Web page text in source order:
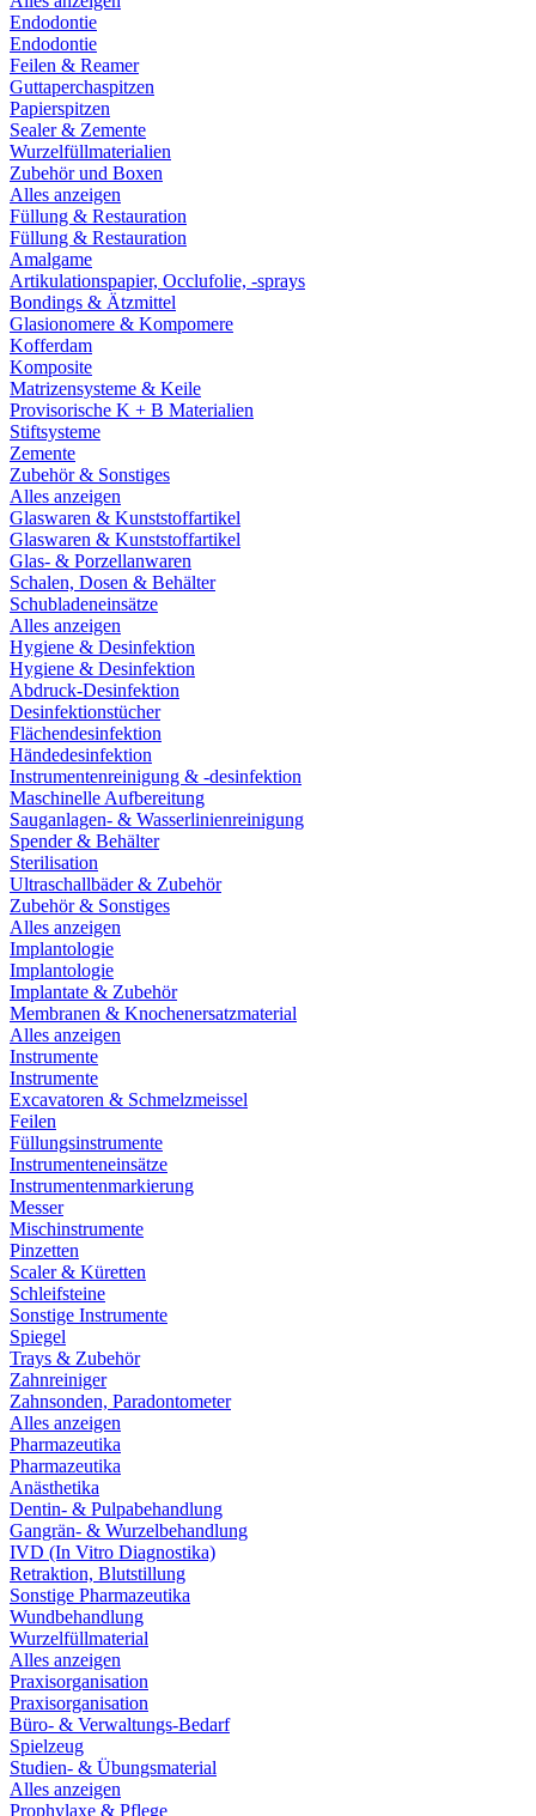
Endodontie
Endodontie
Feilen & Reamer
Guttaperchaspitzen
Papierspitzen
Sealer & Zemente
Wurzelfüllmaterialien
Zubehör und Boxen
Alles anzeigen
Füllung & Restauration
Füllung & Restauration
Amalgame
Artikulationspapier, Occlufolie, -sprays
Bondings & Ätzmittel
Glasionomere & Kompomere
Kofferdam
Komposite
Matrizensysteme & Keile
Provisorische K + B Materialien
Stiftsysteme
Zemente
Zubehör & Sonstiges
Alles anzeigen
Glaswaren & Kunststoffartikel
Glaswaren & Kunststoffartikel
Glas- & Porzellanwaren
Schalen, Dosen & Behälter
Schubladeneinsätze
Alles anzeigen
Hygiene & Desinfektion
Hygiene & Desinfektion
Abdruck-Desinfektion
Desinfektionstücher
Flächendesinfektion
Händedesinfektion
Instrumentenreinigung & -desinfektion
Maschinelle Aufbereitung
Sauganlagen- & Wasserlinienreinigung
Spender & Behälter
Sterilisation
Ultraschallbäder & Zubehör
Zubehör & Sonstiges
Alles anzeigen
Implantologie
Implantologie
Implantate & Zubehör
Membranen & Knochenersatzmaterial
Alles anzeigen
Instrumente
Instrumente
Excavatoren & Schmelzmeissel
Feilen
Füllungsinstrumente
Instrumenteneinsätze
Instrumentenmarkierung
Messer
Mischinstrumente
Pinzetten
Scaler & Küretten
Schleifsteine
Sonstige Instrumente
Spiegel
Trays & Zubehör
Zahnreiniger
Zahnsonden, Paradontometer
Alles anzeigen
Pharmazeutika
Pharmazeutika
Anästhetika
Dentin- & Pulpabehandlung
Gangrän- & Wurzelbehandlung
IVD (In Vitro Diagnostika)
Retraktion, Blutstillung
Sonstige Pharmazeutika
Wundbehandlung
Wurzelfüllmaterial
Alles anzeigen
Praxisorganisation
Praxisorganisation
Büro- & Verwaltungs-Bedarf
Spielzeug
Studien- & Übungsmaterial
Alles anzeigen
Prophylaxe & Pflege